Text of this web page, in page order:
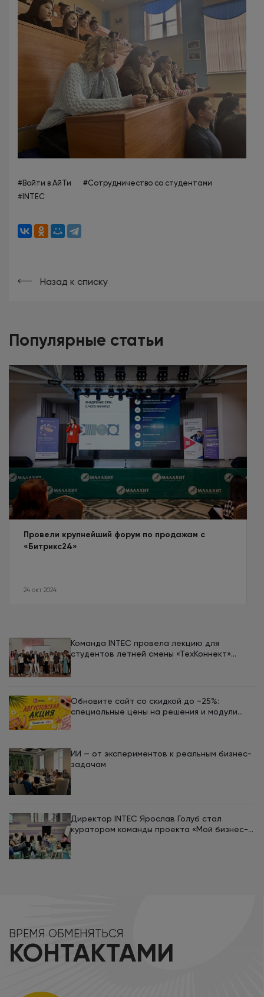
#Войти в АйТи
#Сотрудничество со студентами
#INTEC
Назад к списку
Популярные статьи
Провели крупнейший форум по продажам с
«Битрикс24»
24 окт 2024
Команда INTEC провела лекцию для
студентов летней смены «ТехКоннект»
Обновите сайт со скидкой до −25%:
специальные цены на решения и модули
INTEC в августе
ИИ — от экспериментов к реальным бизнес-
задачам
Директор INTEC Ярослав Голуб стал
куратором команды проекта «Мой бизнес-
кемп 2026»
ВРЕМЯ ОБМЕНЯТЬСЯ
КОНТАКТАМИ